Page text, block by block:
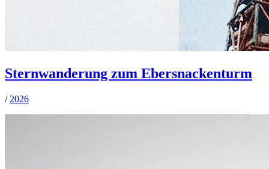
Sternwanderung zum Ebersnackenturm
/ 2026